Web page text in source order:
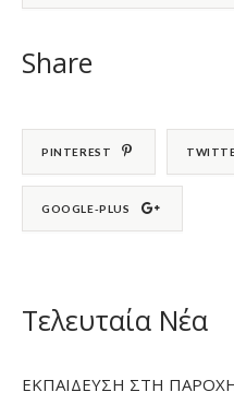
Share
PINTEREST
GOOGLE-PLUS
Τελευταία Νέα
ΕΚΠΑΙΔΕΥΣΗ ΣΤΗ